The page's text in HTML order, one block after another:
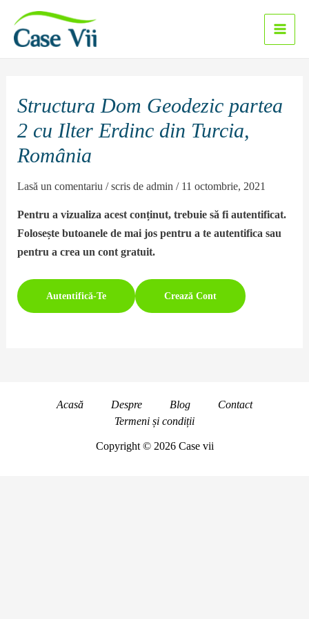
conținut
Main
Structura Dom Geodezic partea
2 cu Ilter Erdinc din Turcia,
România
Lasă un comentariu / scris deadmin/ 11 octombrie, 2021
Pentru a vizualiza acest conținut, trebuie să fi autentificat.
Folosește butoanele de mai jos pentru a te autentifica sau
pentru a crea un cont gratuit.
Autentifică-Te Crează Cont
Acasă Despre Blog
Contact
Termeni și condiții
Copyright © 2026 Case vii